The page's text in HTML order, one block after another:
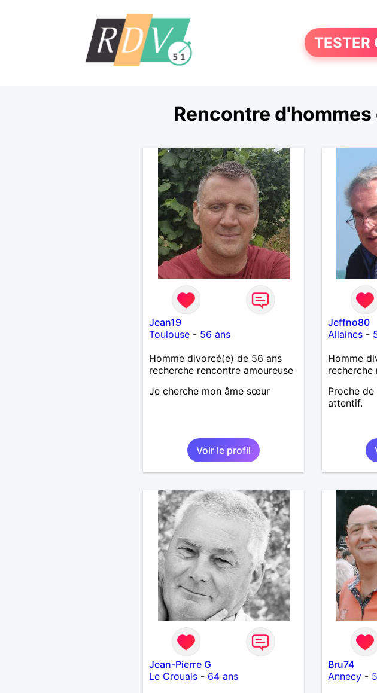
TESTER
Rencontre
Jean19
Toulouse- 56 ans
Homme divorcé(e) de 56 ans
recherche rencontre amoureuse
Je cherche mon âme sœur
Voir le profil
Jeffno80
Allaines-
Homme
recherche
Proche
attentif.
Jean-Pierre G
Le Crouais- 64 ans
Bru74
Annecy-